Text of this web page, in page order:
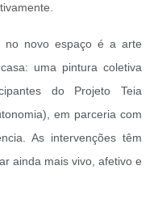
no novo espaço é a arte
uma pintura coletiva
do Projeto Teia
em parceria com
As intervenções têm
ainda mais vivo, afetivo e